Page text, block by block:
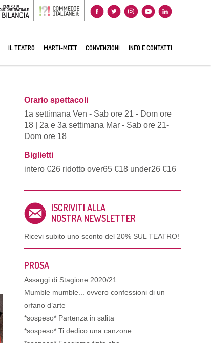
IL TEATRO MARTI-MEET CONVENZIONI INFO E CONTATTI
Orario spettacoli
1a settimana Ven - Sab ore 21 - Dom ore
18 | 2a e 3a settimana Mar - Sab ore 21-
Dom ore 18
Biglietti
intero €26 ridotto over65 €18 under26 €16
ISCRIVITI ALLA
NOSTRA NEWSLETTER
Ricevi subito uno sconto del 20% SUL TEATRO!
PROSA
Assaggi di Stagione 2020/21
Mumble mumble... ovvero confessioni di un
orfano d’arte
*sospeso* Partenza in salita
*sospeso* Ti dedico una canzone